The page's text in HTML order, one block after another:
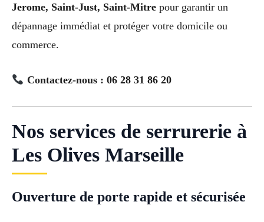
Jerome, Saint-Just, Saint-Mitre pour garantir un
dépannage immédiat et protéger votre domicile ou
commerce.
Contactez-nous : 06 28 31 86 20
Nos services de serrurerie à
Les Olives Marseille
Ouverture de porte rapide et sécurisée